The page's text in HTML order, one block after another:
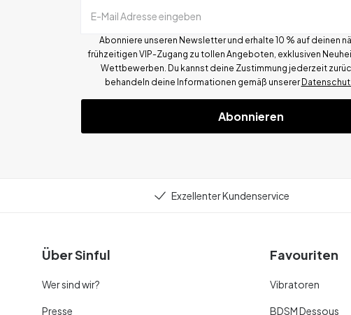
E-Mail Adresse eingeben
Abonniere unseren Newsletter und erhalte 10 % auf deinen
frühzeitigen VIP-Zugang zu tollen Angeboten, exklusiven
Wettbewerben. Du kannst deine Zustimmung jederzeit
behandeln deine Informationen gemäß unserer
Abonnieren
Exzellenter Kundenservice
Über Sinful
Wer sind wir?
Presse
Favouriten
Vibratoren
BDSM Dessous